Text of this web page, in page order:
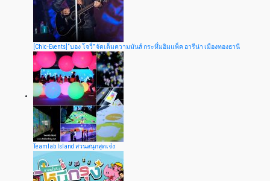
[Chic-Events]“บอง โจวี่” จัดเต็มความมันส์ กระหึ่มอิมแพ็ค อารีน่า เมืองทองธานี
Teamlab Island สวนสนุกสุดเจ๋ง